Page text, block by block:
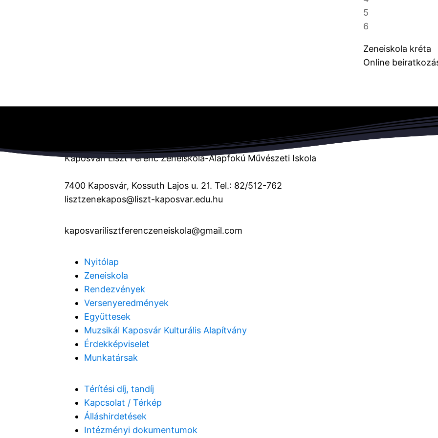
5
6
Zeneiskola kréta
Online
Kaposvári Liszt Ferenc Zeneiskola-Alapfokú Művészeti Iskola
7400 Kaposvár, Kossuth Lajos u. 21. Tel.: 82/512-762
lisztzenekapos@liszt-kaposvar.edu.hu
kaposvarilisztferenczeneiskola@gmail.com
Nyitólap
Zeneiskola
Rendezvények
Versenyeredmények
Együttesek
Muzsikál Kaposvár Kulturális Alapítvány
Érdekképviselet
Munkatársak
Térítési díj, tandíj
Kapcsolat / Térkép
Álláshirdetések
Intézményi dokumentumok